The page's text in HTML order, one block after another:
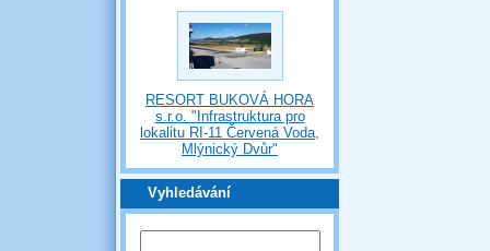
RESORT BUKOVÁ HORA
s.r.o. "Infrastruktura pro
lokalitu RI-11 Červená Voda,
Mlýnický Dvůr"
Vyhledávání